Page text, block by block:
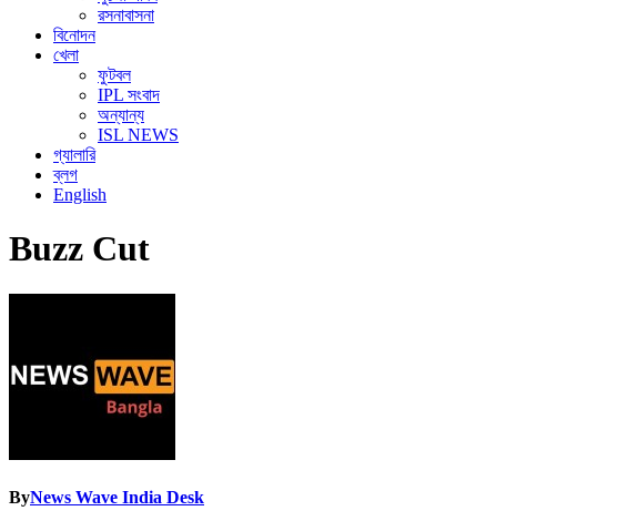
রসনাবাসনা
বিনোদন
খেলা
ফুটবল
IPL সংবাদ
অন্যান্য
ISL NEWS
গ্যালারি
ব্লগ
English
Buzz Cut
ByNews Wave India Desk